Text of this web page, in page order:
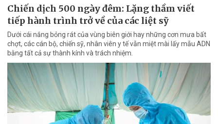
Chiến dịch 500 ngày đêm: Lặng thầm viết
tiếp hành trình trở về của các liệt sỹ
Dưới cái nắng bỏng rát của vùng biên giới hay những cơn mưa bất
chợt, các cán bộ, chiến sỹ, nhân viên y tế vẫn miệt mài lấy mẫu ADN
bằng tất cả sự thành kính và trách nhiệm.